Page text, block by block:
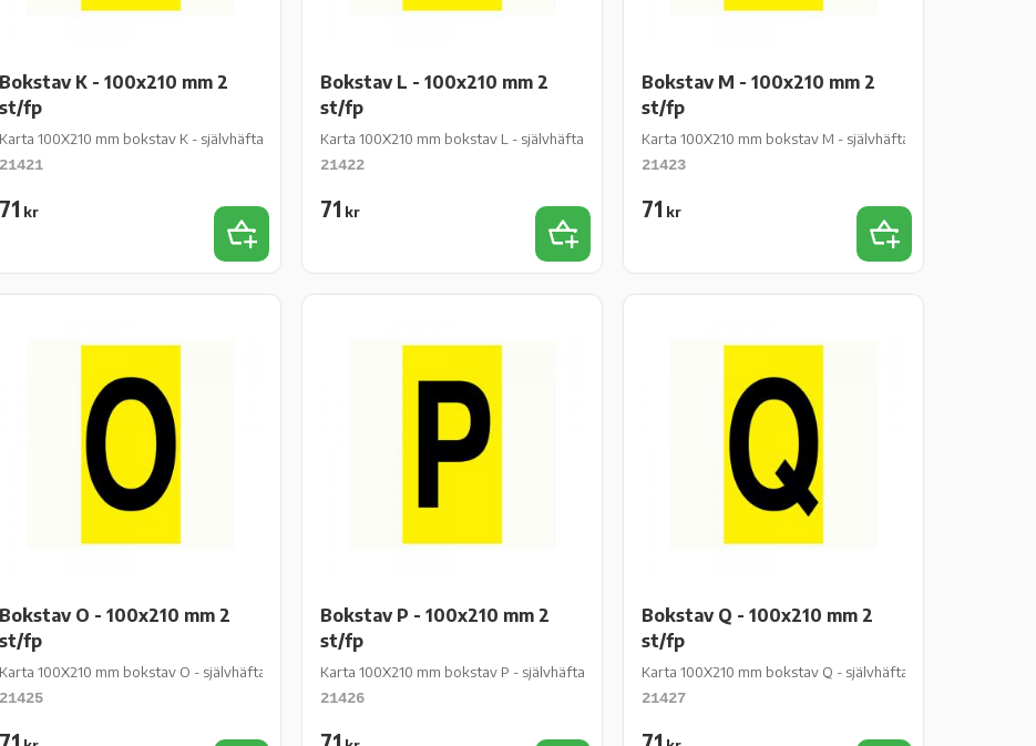
- 2 st/fp
Bokstav K - 100x210 mm 2
st/fp
Karta 100X210 mm bokstav K - självhäftande gul vinyl - 2 st/fp
21421
71 kr
Lägg till i favoriter
Bokstav L - 100x210 mm 2
st/fp
Karta 100X210 mm bokstav L - självhäftande gul vinyl - 2 st/fp
21422
71 kr
Lägg till i favoriter
Bokstav M - 100x210 mm 2
st/fp
Karta 100X210 mm bokstav M - självhäftande gul vinyl - 2 st/
21423
71 kr
Lägg till i favoriter
- 2 st/fp
Bokstav O - 100x210 mm 2
st/fp
Karta 100X210 mm bokstav O - självhäftande gul vinyl - 2 st/fp
21425
Bokstav P - 100x210 mm 2
st/fp
Karta 100X210 mm bokstav P - självhäftande gul vinyl - 2 st/fp
21426
Bokstav Q - 100x210 mm 2
st/fp
Karta 100X210 mm bokstav Q - självhäftande gul vinyl - 2 st/
21427